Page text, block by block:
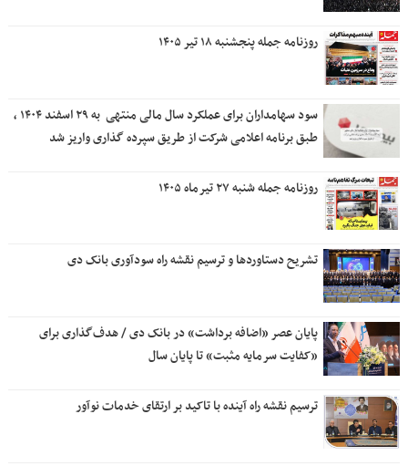
روزنامه جمله پنجشنبه ۱۸ تیر ۱۴۰۵
سود سهامداران برای عملکرد سال مالی منتهی ‌ به ۲۹ اسفند ۱۴۰۴ ،
طبق برنامه اعلامی شرکت از طریق سپرده گذاری واریز شد
روزنامه جمله شنبه ۲۷ تیرماه ۱۴۰۵
تشریح دستاوردها و ترسیم نقشه راه سودآوری بانک دی
پایان عصر «اضافه برداشت» در بانک دی / هدف‌گذاری برای
«کفایت سرمایه مثبت» تا پایان سال
ترسیم نقشه راه آینده با تاکید بر ارتقای خدمات نوآور